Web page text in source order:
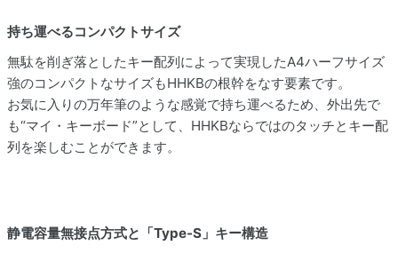
持ち運べるコンパクトサイズ
無駄を削ぎ落としたキー配列によって実現したA4ハーフサイズ
強のコンパクトなサイズもHHKBの根幹をなす要素です。
お気に入りの万年筆のような感覚で持ち運べるため、外出先で
も“マイ・キーボード”として、HHKBならではのタッチとキー配
列を楽しむことができます。
静電容量無接点方式と「Type-S」キー構造